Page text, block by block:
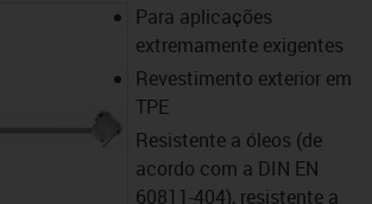
Para aplicações
extremamente exigentes
Revestimento exterior em
TPE
Resistente a óleos (de
acordo com a DIN EN
60811-404), resistente a